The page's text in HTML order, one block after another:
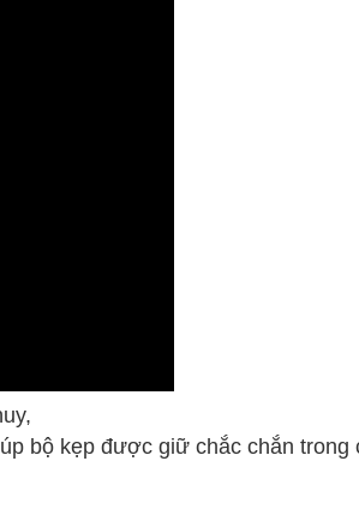
bộ kẹp được giữ chắc chắn trong